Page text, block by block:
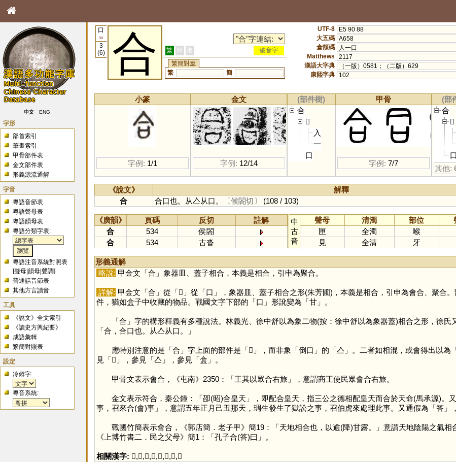
中文 ENG
字形
部首索引
筆畫索引
甲骨部件表
金文部件表
形義源流通解
字音
粵語音節表
粵語聲母表
粵語韻母表
粵語分類字表:
粵語注音系統對照表
[聲母 |韻母 |聲調]
普通話音節表
其他方言讀音
工具
《說文》全文索引
《讀史方輿紀要》
成語彙輯
繁簡對照表
設定
冷僻字:
粵音系統:
口
30
3
(6)
合 繁 簡 港
破音字
繁簡對應
繁
簡
UTF-8
E5 90 88
大五碼 A658
倉頡碼
人一口
Matthews
2117
漢語大字典
（一版）0581；（二版）629
康熙字典
102
小篆
字例: 1/1
金文
字例: 12/14
(部件樹)
合
𠓛
入
一
口
甲骨
字例: 7/7
(部
合
𠓛
口
其他:
《說文》 解釋
合
合口也。从亼从口。 〔候閤切〕 (108 / 103)
《廣韻》 頁碼 反切
註解
合
534
侯閤
合
534 古沓
中
古
音
聲母 清濁 部位
匣
全濁 喉
見
全清 牙
形義通解
略說: 甲金文「合 」象器皿、蓋子相合，本義是相合，引申為聚合。
詳解: 甲金文「合 」從「𠓛 」從「口 」，象器皿、蓋子相合之形(朱芳圃)，本義是相合，引申為會合、聚合
件，猶如盒子中收藏的物品。戰國文字下部的「口 」形訛變為「甘」。
「合 」字的構形釋義有多種說法。林義光、徐中舒以為象二物(按：徐中舒以為象器蓋)相合之形，徐氏
「合，合口也。从亼从口。」
應特別注意的是「合 」字上面的部件是「𠓛 」，而非象「倒口」的「亼」。二者如相混，或會得出以為
見「𠓛 」，參見「亼」，參見「盒 」。
甲骨文表示會合，《屯南》2350：「王其以眾合右旅」，意謂商王使民眾會合右旅。
金文表示符合，秦公鐘：「卲(昭)合皇天」，即配合皇天，指三公之德相配皇天而合於天命(馬承源)。
事，召來合(會)事」，意謂五年正月己丑那天，琱生發生了獄訟之事，召伯虎來處理此事。又通假為「答」
戰國竹簡表示會合，《郭店簡．老子甲》簡19：「天地相合也，以逾(降)甘露。」意謂天地陰陽之氣相
《上博竹書二．民之父母》簡1：「孔子合(答)曰」。
相關漢字: 𠓛,口,日,甘,盒,亼,答,會